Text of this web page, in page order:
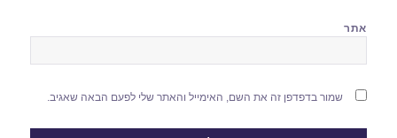
אתר
שמור בדפדפן זה את השם, האימייל והאתר שלי לפעם הבאה שאגיב.